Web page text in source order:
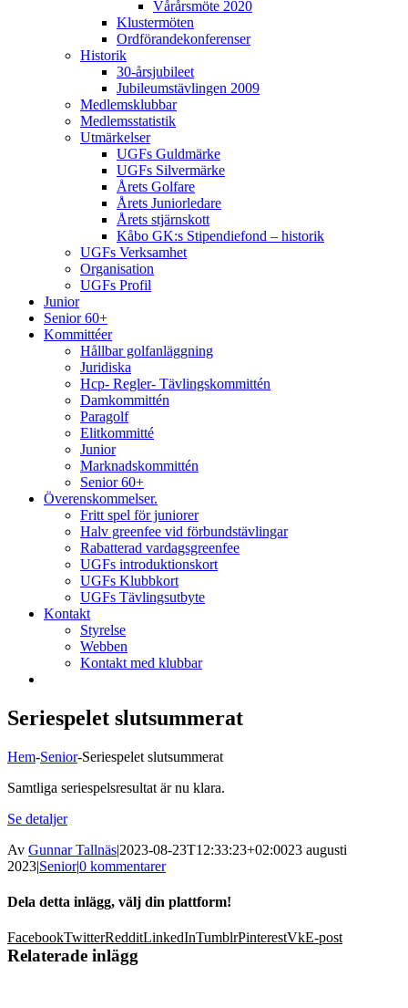
Vårårsmöte 2020
Klustermöten
Ordförandekonferenser
Historik
30-årsjubileet
Jubileumstävlingen 2009
Medlemsklubbar
Medlemsstatistik
Utmärkelser
UGFs Guldmärke
UGFs Silvermärke
Årets Golfare
Årets Juniorledare
Årets stjärnskott
Kåbo GK:s Stipendiefond – historik
UGFs Verksamhet
Organisation
UGFs Profil
Junior
Senior 60+
Kommittéer
Hållbar golfanläggning
Juridiska
Hcp- Regler- Tävlingskommittén
Damkommittén
Paragolf
Elitkommitté
Junior
Marknadskommittén
Senior 60+
Överenskommelser.
Fritt spel för juniorer
Halv greenfee vid förbundstävlingar
Rabatterad vardagsgreenfee
UGFs introduktionskort
UGFs Klubbkort
UGFs Tävlingsutbyte
Kontakt
Styrelse
Webben
Kontakt med klubbar
Seriespelet slutsummerat
Hem-Senior-Seriespelet slutsummerat
Samtliga seriespelsresultat är nu klara.
Se detaljer
Av Gunnar Tallnäs|2023-08-23T12:33:23+02:0023 augusti
2023|Senior|0 kommentarer
Dela detta inlägg, välj din plattform!
FacebookTwitterRedditLinkedInTumblrPinterestVkE-post
Relaterade inlägg